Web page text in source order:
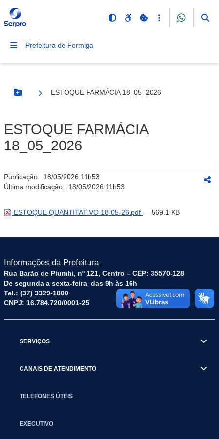
Prefeitura de Formiga
Botão Menu
ESTOQUE FARMÁCIA 18_05_2026
ESTOQUE FARMÁCIA
18_05_2026
Publicação: 18/05/2026 11h53
Última modificação: 18/05/2026 11h53
ESTOQUE QUANTITATIVO 18-05-26.pdf — 569.1 KB
Informações da Prefeitura
Rua Barão de Piumhi, nº 121, Centro – CEP: 35570-128
De segunda a sexta-feira, das 9h às 16h
Tel.: (37) 3329-1800
CNPJ: 16.784.720/0001-25
SERVIÇOS
CANAIS DE ATENDIMENTO
TELEFONES ÚTEIS
EXECUTIVO